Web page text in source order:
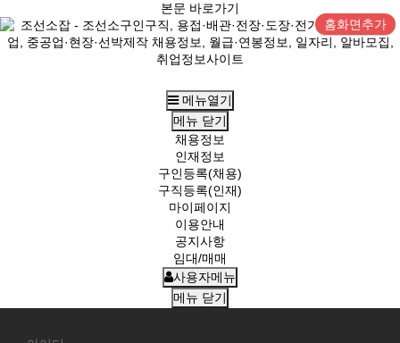
본문 바로가기
홈화면추가
메뉴열기
메뉴 닫기
채용정보
인재정보
구인등록(채용)
구직등록(인재)
마이페이지
이용안내
공지사항
임대/매매
사용자메뉴
메뉴 닫기